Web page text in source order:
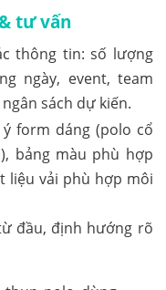
tư vấn
thông tin: số lượng
ngày, event, team
sách dự kiến.
form dáng (polo cổ
bảng màu phù hợp
liệu vải phù hợp môi
đầu, định hướng rõ